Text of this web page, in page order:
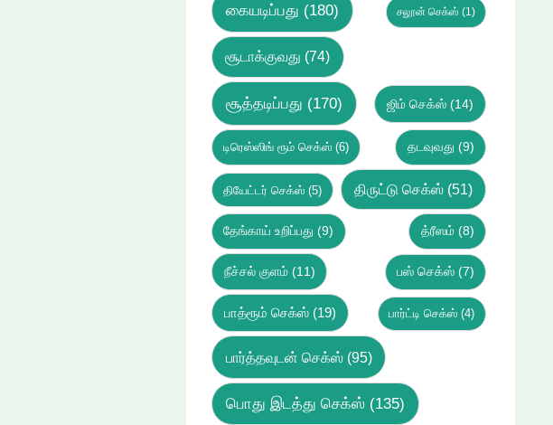
கையடிப்பது (180) சலூன் செக்ஸ் (1)
சூடாக்குவது (74)
சூத்தடிப்பது (170) ஜிம் செக்ஸ் (14)
டிரெஸ்ஸிங் ரூம் செக்ஸ் (6) தடவுவது (9)
தியேட்டர் செக்ஸ்(5) திருட்டு செக்ஸ் (51)
தேங்காய் உறிப்பது (9) த்ரீஸம்(8)
நீச்சல் குளம்(11) பஸ் செக்ஸ்(7)
பாத்ரூம் செக்ஸ் (19) பார்ட்டி செக்ஸ் (4)
பார்த்தவுடன் செக்ஸ்(95)
பொது இடத்து செக்ஸ்(135)